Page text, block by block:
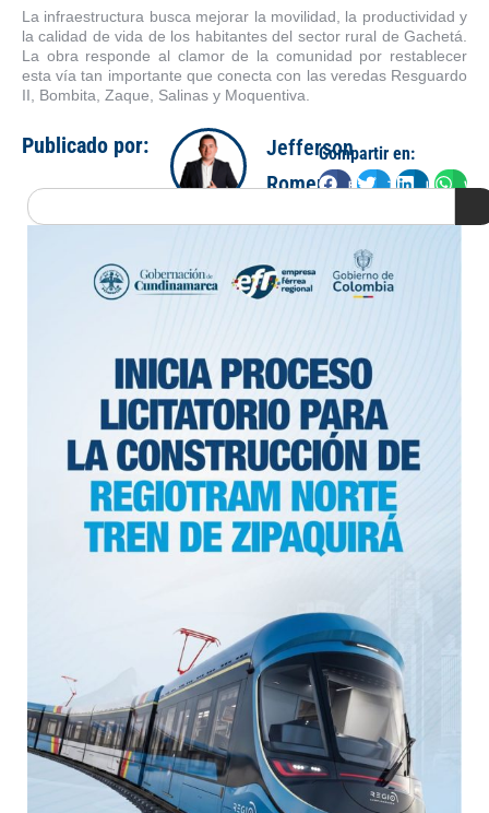
La infraestructura busca mejorar la movilidad, la productividad y
la calidad de vida de los habitantes del sector rural de Gachetá.
La obra responde al clamor de la comunidad por restablecer
esta vía tan importante que conecta con las veredas Resguardo
II, Bombita, Zaque, Salinas y Moquentiva
Publicado por:
Jefferson
Romero
Compartir en:
FacebookTwitterLinkedIn
Search